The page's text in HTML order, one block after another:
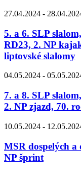
27.04.2024 -
5. a 6. SLP
RD23, 2. NP
liptovské slalomy
04.05.2024 -
7. a 8. SLP
2. NP zjazd, 70.
10.05.2024 -
MSR dospelých
NP šprint